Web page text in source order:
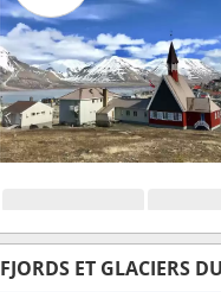
FJORDS ET GLACIERS